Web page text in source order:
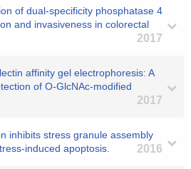
of dual-specificity phosphatase 4
and invasiveness in colorectal
2017
affinity gel electrophoresis: A
of O-GlcNAc-modified
2017
inhibits stress granule assembly
induced apoptosis.
2016